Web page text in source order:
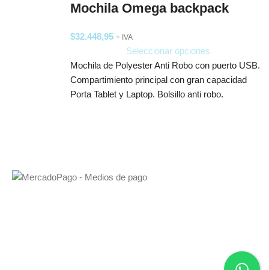
Mochila Omega backpack
$32.448,95 + IVA
Seleccionar opciones
Mochila de Polyester Anti Robo con puerto USB.
Compartimiento principal con gran capacidad
Porta Tablet y Laptop. Bolsillo anti robo.